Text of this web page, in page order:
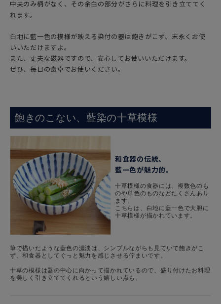
中央のみ柄がなく、その余白の部分がさらに料理を引き立ててく
れます。
白地に藍一色の模様が映える染付の器は飽きがこず、末永くお使
いいただけますよ。
また、丈夫な磁器ですので、安心してお使いいただけます。
ぜひ、毎日の食卓でお使いください。
飽きのこない、藍染の十草模様
和食器の伝統、
藍一色が魅力的。
十草模様の食器には、複数色のも
のや単色のものなどたくさんあり
ます。
こちらは、白地に藍一色で大胆に
十草模様が描かれています。
筆で描いたような藍色の濃淡は、シンプルながらも見ていて飽きがこ
ず、和食器としてぐっと魅力を感じさせる佇まいです。
十草の模様は器の中心に向かって描かれているので、盛り付けたお料理
を美しく引き立ててくれるという嬉しい点も。